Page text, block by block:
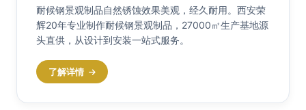
耐候钢景观制品自然锈蚀效果美观，经久耐用。西安荣
辉20年专业制作耐候钢景观制品，27000㎡生产基地源
头直供，从设计到安装一站式服务。
了解详情